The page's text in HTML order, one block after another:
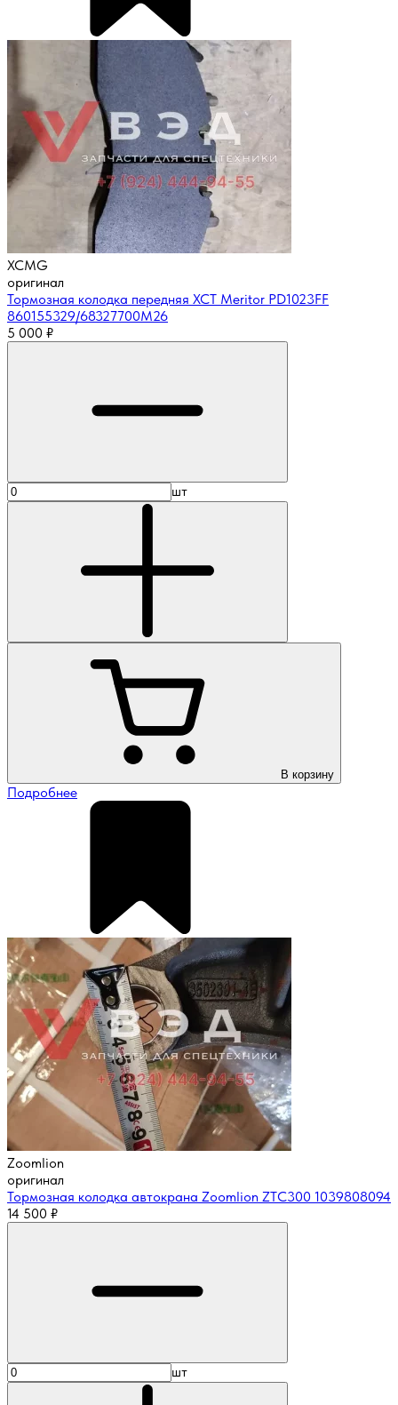
XCMG
оригинал
Тормозная колодка передняя XCT Meritor PD1023FF
860155329/68327700M26
5 000 ₽
шт
В корзину
Подробнее
Zoomlion
оригинал
Тормозная колодка автокрана Zoomlion ZTC300 1039808094
14 500 ₽
шт